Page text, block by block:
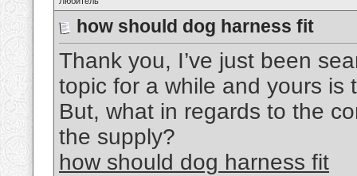
how should dog harness fit
Thank you, I’ve just been
topic for a while and yours is
But, what in regards to the
the supply?
how should dog harness fit